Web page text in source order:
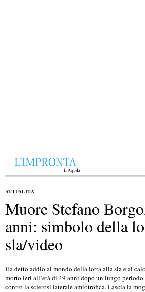
ATTUALITA'
Muore Stefano
anni: simbolo della
sla/video
Ha detto addio al mondo della lotta alla sla e al
morto ieri all’età di 49 anni dopo un lungo periodo
contro la sclerosi laterale amiotrofica. Lascia la